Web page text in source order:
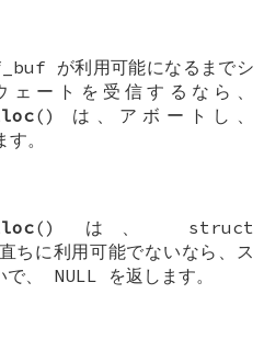
が利用可能になるまでシ
ェートを受信するなら、
() は、アボートし、
。
() は、 struct
ちに利用可能でないなら、ス
で、 NULL を返します。